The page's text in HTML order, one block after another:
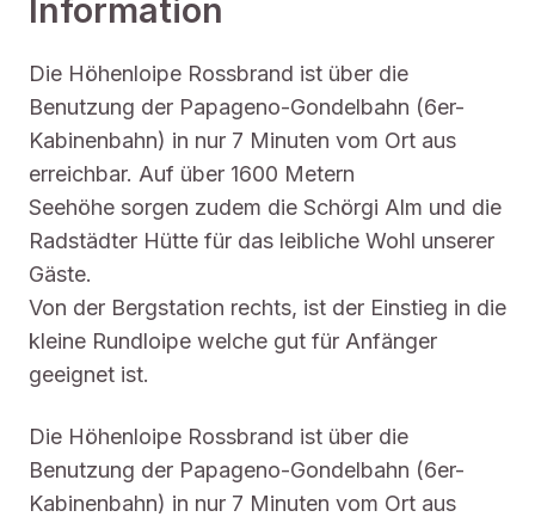
Information
Die Höhenloipe Rossbrand ist über die
Benutzung der Papageno-Gondelbahn (6er-
Kabinenbahn) in nur 7 Minuten vom Ort aus
erreichbar. Auf über 1600 Metern
Seehöhe sorgen zudem die Schörgi Alm und die
Radstädter Hütte für das leibliche Wohl unserer
Gäste.
Von der Bergstation rechts, ist der Einstieg in die
kleine Rundloipe welche gut für Anfänger
geeignet ist.
Die Höhenloipe Rossbrand ist über die
Benutzung der Papageno-Gondelbahn (6er-
Kabinenbahn) in nur 7 Minuten vom Ort aus